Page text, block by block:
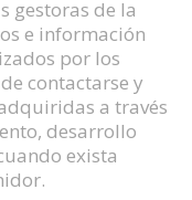
gestoras de la
e información
por los
contactarse y
a través
desarrollo
exista